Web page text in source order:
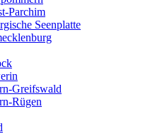
Parchim
Seenplatte
Greifswald
Rügen